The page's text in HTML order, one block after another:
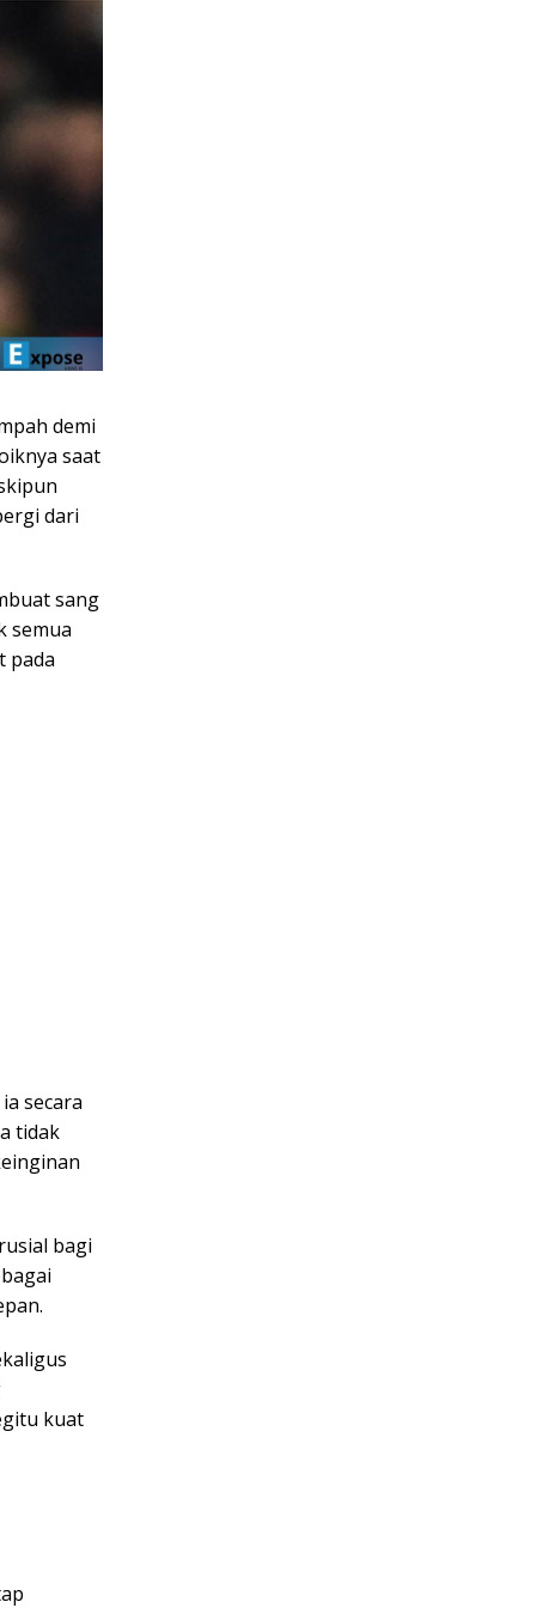
demi
saat
dari
sang
semua
pada
secara
tidak
bagi
kuat